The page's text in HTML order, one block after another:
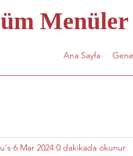
Menüler
Ana Sayfa
6 Mar 2024 0 dakikada okunur